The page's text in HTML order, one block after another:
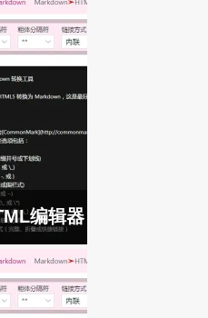
编辑器